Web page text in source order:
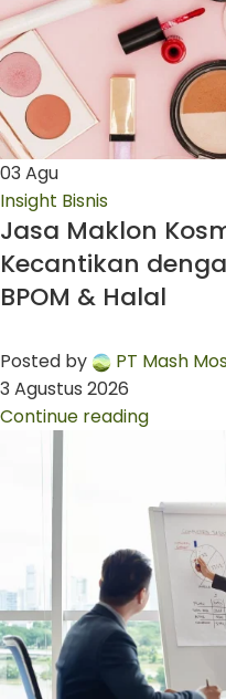
03 Agu
Insight Bisnis
Jasa Maklon
Kecantikan
BPOM & Halal
Posted by
PT Mash
3 Agustus 2026
Continue reading